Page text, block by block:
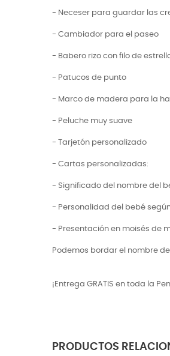
- Neceser para guardar las
- Cambiador para el paseo
- Babero rizo con filo de
- Patucos de punto
- Marco de madera para la
- Peluche muy suave
- Tarjetón personalizado
- Cartas personalizadas:
- Significado del nombre del
- Personalidad del bebé
- Presentación en moisés de
Podemos bordar el nombre
¡Entrega GRATIS en toda la
PRODUCTOS